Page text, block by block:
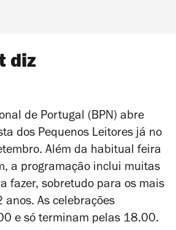
diz
de Portugal (BPN) abre
dos Pequenos Leitores já no
Além da habitual feira
a programação inclui muitas
fazer, sobretudo para os mais
anos. As celebrações
e só terminam pelas 18.00.